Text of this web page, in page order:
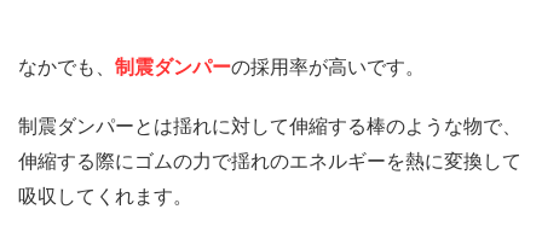
なかでも、 制震ダンパーの採用率が高いです。
制震ダンパーとは揺れに対して伸縮する棒のような物で、
伸縮する際にゴムの力で揺れのエネルギーを熱に変換して
吸収してくれます。